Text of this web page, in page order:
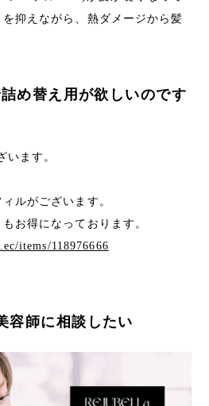
抑えながら、熱ダメージから髪
め替え用が欲しいのです
います。
ルがございます。
お得になっております。
items/118976666
容師に相談したい